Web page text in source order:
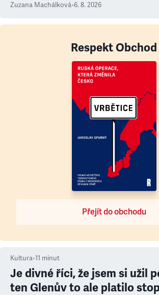
Zuzana Machálková•6. 8. 2026
Respekt Obchod
Přejít do obchodu
Kultura•11 minut
Je divné říci, že jsem si užil
ten Glenův to ale platilo